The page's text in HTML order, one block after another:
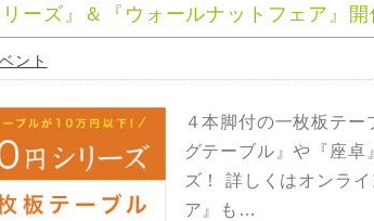
リーズ』＆『ウォールナットフェア』開
ント
４本脚付の一枚板テ
グテーブル』や『座
ズ！ 詳しくはオンラ
ア』も…